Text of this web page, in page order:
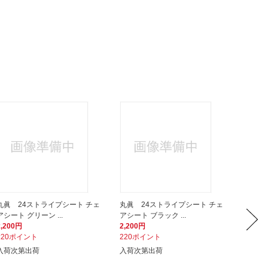
眞 24ストライプシート チェ
シート グリーン ...
円
ポイント
荷次第出荷
丸眞 24ストライプシート チェ
アシート ブラック ...
2,200円
220ポイント
入荷次第出荷
アシ
2,200円